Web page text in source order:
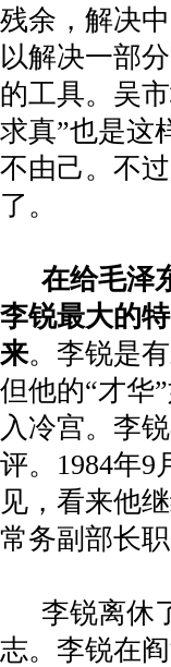
残余，解决
以解决一部
的工具。吴
求真”也是这
不由己。不
了。
在给毛泽
李锐最大的
来。李锐是
但他的“才华
入冷宫。李
评。 1984年9
见，看来他
常务副部长职
李锐离休
志。李锐在